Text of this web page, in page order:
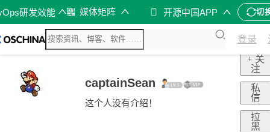
研发效能 媒体矩阵 开源中国APP 切
登录
captainSean
这个人没有介绍！
+ 关
注
私
信
拉
黑